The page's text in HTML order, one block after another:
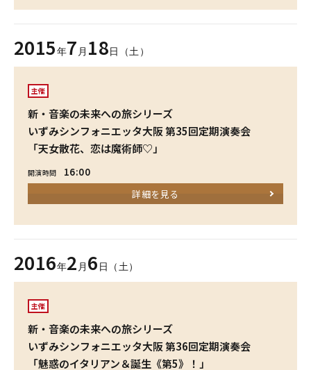
2015年7 月 18日（土）
主催
新・音楽の未来への旅シリーズ
いずみシンフォニエッタ大阪 第35回定期演奏会
「天女散花、恋は魔術師♡」
開演時間
16:00
詳細を見る
2016年2 月 6 日（土）
主催
新・音楽の未来への旅シリーズ
いずみシンフォニエッタ大阪 第36回定期演奏会
「魅惑のイタリアン＆誕生《第5》！」